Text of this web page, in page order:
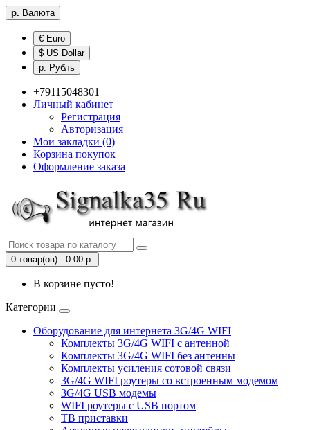
р. Валюта
€ Euro
$ US Dollar
р. Рубль
+79115048301
Личный кабинет
Регистрация
Авторизация
Мои закладки (0)
Корзина покупок
Оформление заказа
0 товар(ов) - 0.00 р.
В корзине пусто!
Категории
Оборудование для интернета 3G/4G WIFI
Комплекты 3G/4G WIFI с антенной
Комплекты 3G/4G WIFI без антенны
Комплекты усиления сотовой связи
3G/4G WIFI роутеры со встроенным модемом
3G/4G USB модемы
WIFI роутеры с USB портом
ТВ приставки